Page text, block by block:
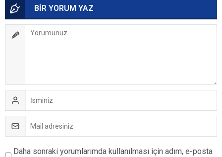
BİR YORUM YAZ
Daha sonraki yorumlarımda kullanılması için adım, e-posta